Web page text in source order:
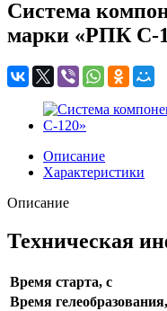
Система
марки «РПК С-
Описание
Характеристики
Описание
Техническая
Время старта, с
Время